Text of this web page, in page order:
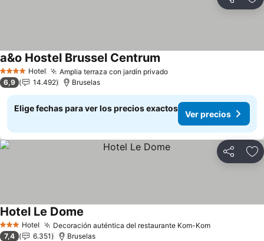
Compartir
4 EstrellasHotel Amplia terraza con jardín privadoVer precios
a&o Hostel Brussel Centrum
6,9 14.492 Bruselas
Elige fechas para ver los precios exactos
Ver precios
Compartir
3 Estrellas
Hotel Decoración auténtica del restaurante Kom-KomVer precios
Hotel Le Dome
7,4 6.351 Bruselas